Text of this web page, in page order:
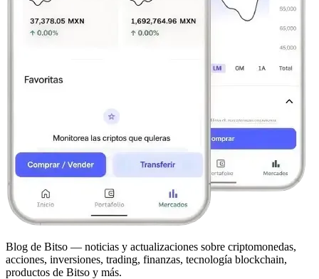
Blog de Bitso — noticias y actualizaciones sobre criptomonedas,
acciones, inversiones, trading, finanzas, tecnología blockchain,
productos de Bitso y más.